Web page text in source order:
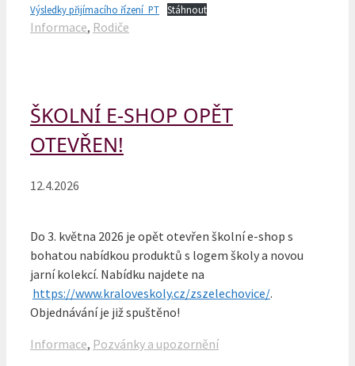
Výsledky přijímacího řízení_PT Stáhnout
Rubriky
Informace, Rodiče
ŠKOLNÍ E-SHOP OPĚT
OTEVŘEN!
12.4.2026
Do 3. května 2026 je opět otevřen školní e-shop s
bohatou nabídkou produktů s logem školy a novou
jarní kolekcí. Nabídku najdete na
https://www.kraloveskoly.cz/zszelechovice/.
Objednávání je již spuštěno!
Rubriky
Informace, Pozvánky a upozornění